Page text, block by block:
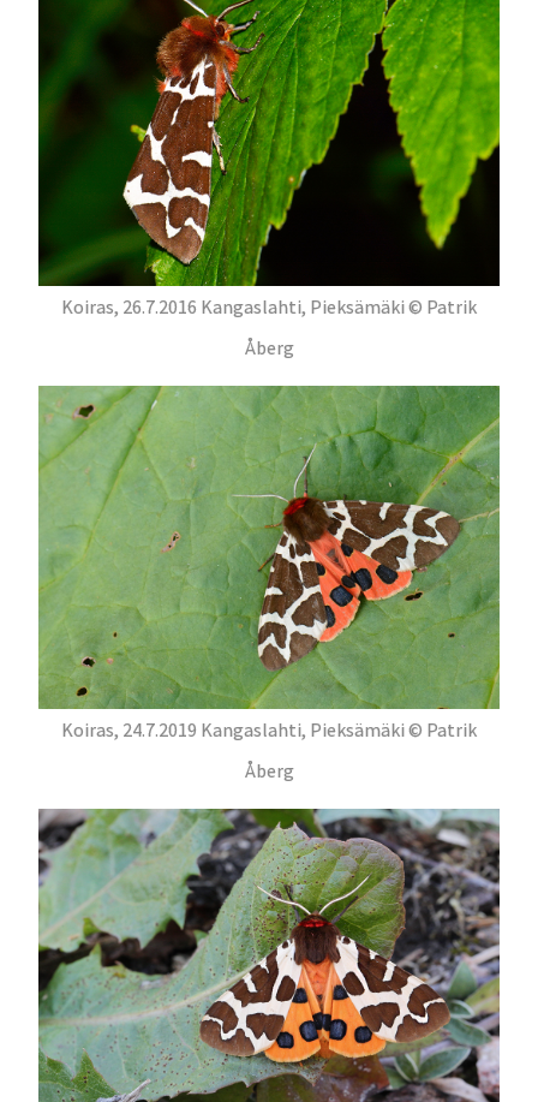
Koiras, 26.7.2016 Kangaslahti, Pieksämäki © Patrik
Åberg
Koiras, 24.7.2019 Kangaslahti, Pieksämäki © Patrik
Åberg